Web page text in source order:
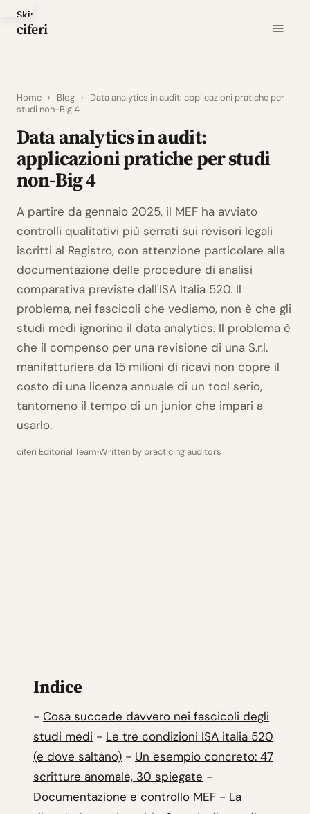
Skip
to
ciferi
Home › Blog ›
Data analytics in audit: applicazioni pratiche per
studi non-Big 4
Data analytics in audit:
applicazioni pratiche per studi
non-Big 4
A partire da gennaio 2025, il MEF ha avviato
controlli qualitativi più serrati sui revisori legali
iscritti al Registro, con attenzione particolare alla
documentazione delle procedure di analisi
comparativa previste dall'ISA Italia 520. Il
problema, nei fascicoli che vediamo, non è che gli
studi medi ignorino il data analytics. Il problema è
che il compenso per una revisione di una S.r.l.
manifatturiera da 15 milioni di ricavi non copre il
costo di una licenza annuale di un tool serio,
tantomeno il tempo di un junior che impari a
usarlo.
ciferi Editorial Team Written by practicing auditors
Indice
- Cosa succede davvero nei fascicoli degli
studi medi - Le tre condizioni ISA italia 520
(e dove saltano) - Un esempio concreto: 47
scritture anomale, 30 spiegate -
Documentazione e controllo MEF - La